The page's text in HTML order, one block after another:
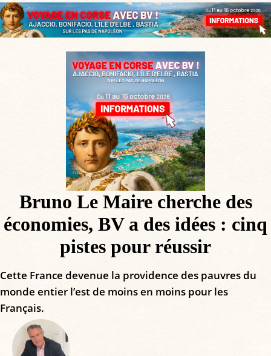
Bruno Le Maire cherche des
économies, BV a des idées : cinq
pistes pour réussir
Cette France devenue la providence des pauvres du
monde entier l’est de moins en moins pour les
Français.